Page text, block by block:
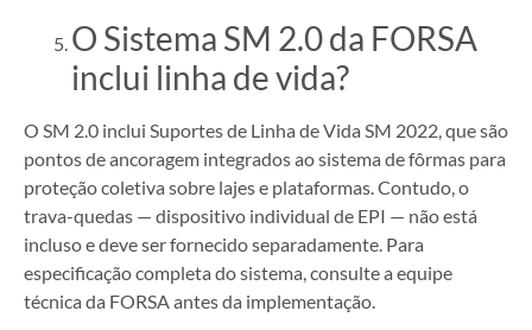
O Sistema SM 2.0 da FORSA
inclui linha de vida?
O SM 2.0 inclui Suportes de Linha de Vida SM 2022, que são
pontos de ancoragem integrados ao sistema de fôrmas para
proteção coletiva sobre lajes e plataformas. Contudo, o
trava-quedas — dispositivo individual de EPI — não está
incluso e deve ser fornecido separadamente. Para
especificação completa do sistema, consulte a equipe
técnica da FORSA antes da implementação.